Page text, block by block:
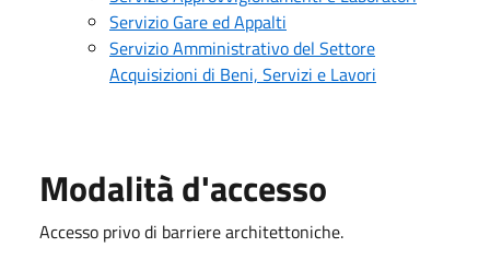
Servizio Gare ed Appalti
Servizio Amministrativo del Settore
Acquisizioni di Beni, Servizi e Lavori
Modalità d'accesso
Accesso privo di barriere architettoniche.